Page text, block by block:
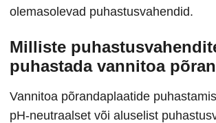
olemasolevad puhastusvahendid.
Milliste
puhastada vannitoa
Vannitoa põrandaplaatide
pH-neutraalset või aluselist